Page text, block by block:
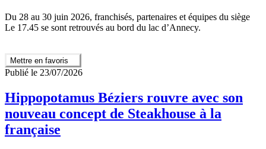
Du 28 au 30 juin 2026, franchisés, partenaires et équipes du siège
Le 17.45 se sont retrouvés au bord du lac d’Annecy.
Mettre en favoris
Publié le 23/07/2026
Hippopotamus Béziers rouvre avec son
nouveau concept de Steakhouse à la
française